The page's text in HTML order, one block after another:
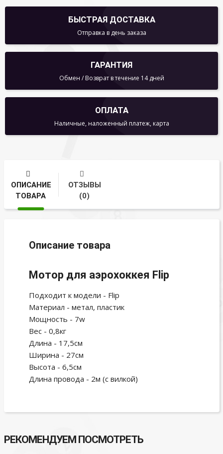
БЫСТРАЯ ДОСТАВКА
Отправка в день заказа
ГАРАНТИЯ
Обмен / Возврат в течение 14 дней
ОПЛАТА
Наличные, наложенный платеж, карта
ОПИСАНИЕ
ТОВАРА
ОТЗЫВЫ
(0)
Описание товара
Мотор для аэрохоккея Flip
Подходит к модели - Flip
Материал - метал, пластик
Мощность - 7w
Вес - 0,8кг
Длина - 17,5см
Ширина - 27см
Высота - 6,5см
Длина провода - 2м (с вилкой)
РЕКОМЕНДУЕМ ПОСМОТРЕТЬ